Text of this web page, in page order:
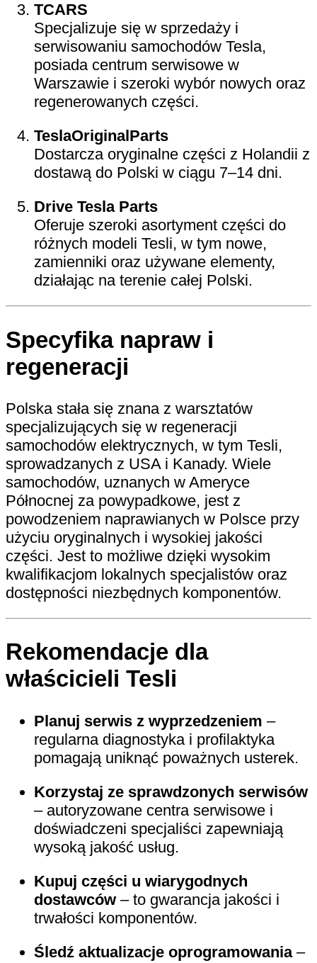
TCARS
Specjalizuje się w sprzedaży i
serwisowaniu samochodów Tesla,
posiada centrum serwisowe w
Warszawie i szeroki wybór nowych oraz
regenerowanych części.
TeslaOriginalParts
Dostarcza oryginalne części z Holandii z
dostawą do Polski w ciągu 7–14 dni.
Drive Tesla Parts
Oferuje szeroki asortyment części do
różnych modeli Tesli, w tym nowe,
zamienniki oraz używane elementy,
działając na terenie całej Polski.
Specyfika napraw i
regeneracji
Polska stała się znana z warsztatów
specjalizujących się w regeneracji
samochodów elektrycznych, w tym Tesli,
sprowadzanych z USA i Kanady. Wiele
samochodów, uznanych w Ameryce
Północnej za powypadkowe, jest z
powodzeniem naprawianych w Polsce przy
użyciu oryginalnych i wysokiej jakości
części. Jest to możliwe dzięki wysokim
kwalifikacjom lokalnych specjalistów oraz
dostępności niezbędnych komponentów.
Rekomendacje dla
właścicieli Tesli
Planuj serwis z wyprzedzeniem –
regularna diagnostyka i profilaktyka
pomagają uniknąć poważnych usterek.
Korzystaj ze sprawdzonych serwisów
– autoryzowane centra serwisowe i
doświadczeni specjaliści zapewniają
wysoką jakość usług.
Kupuj części u wiarygodnych
dostawców – to gwarancja jakości i
trwałości komponentów.
Śledź aktualizacje oprogramowania–